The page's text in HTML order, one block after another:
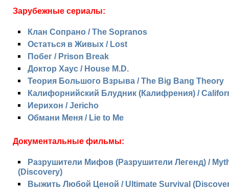
Зарубежные сериалы:
Клан Сопрано / The Sopranos
Остаться в Живых / Lost
Побег / Prison Break
Доктор Хаус / House M.D.
Теория Большого Взрыва / The Big Bang Theory
Калифорнийский Блудник (Калифрения) /
Иерихон / Jericho
Обмани Меня / Lie to Me
Документальные фильмы:
Разрушители Мифов (Разрушители Легенд) /
(Discovery)
Выжить Любой Ценой / Ultimate Survival